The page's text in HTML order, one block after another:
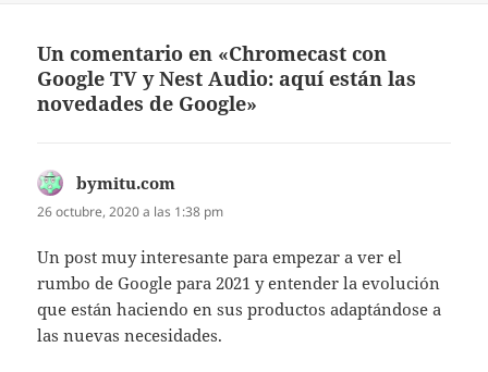
Un comentario en «Chromecast con
Google TV y Nest Audio: aquí están las
novedades de Google»
bymitu.com
26 octubre, 2020 a las 1:38 pm
Un post muy interesante para empezar a ver el
rumbo de Google para 2021 y entender la evolución
que están haciendo en sus productos adaptándose a
las nuevas necesidades.